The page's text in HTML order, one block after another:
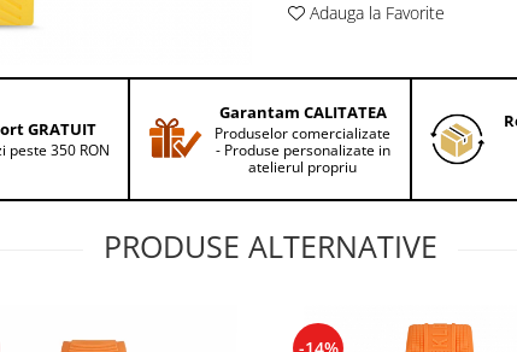
Adauga la Favorite
GRATUIT
peste 350 RON
Garantam CALITATEA
Produselor comercializate
- Produse personalizate in
atelierul propriu
PRODUSE ALTERNATIVE